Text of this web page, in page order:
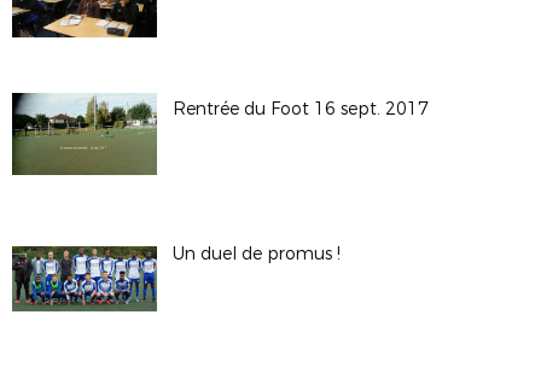
Rentrée du Foot 16 sept. 2017
Un duel de promus !